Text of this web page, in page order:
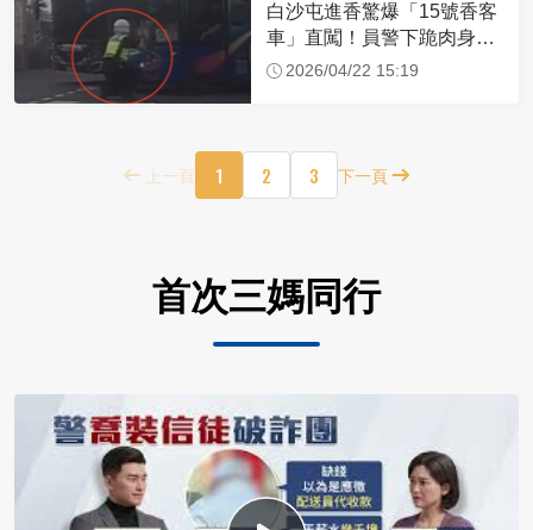
白沙屯進香驚爆「15號香客
車」直闖！員警下跪肉身擋
車：讓行人先過
2026/04/22 15:19
上一頁 1 2 3 下一頁
首次三媽同行